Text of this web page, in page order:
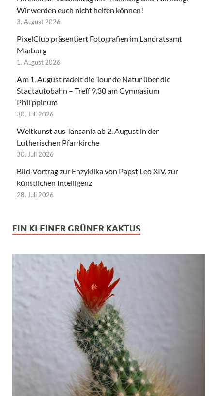
Wir werden euch nicht helfen können!
3. August 2026
PixelClub präsentiert Fotografien im Landratsamt
Marburg
1. August 2026
Am 1. August radelt die Tour de Natur über die
Stadtautobahn – Treff 9.30 am Gymnasium
Philippinum
30. Juli 2026
Weltkunst aus Tansania ab 2. August in der
Lutherischen Pfarrkirche
30. Juli 2026
Bild-Vortrag zur Enzyklika von Papst Leo XIV. zur
künstlichen Intelligenz
28. Juli 2026
EIN KLEINER GRÜNER KAKTUS